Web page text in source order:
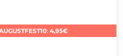
: 4,95€